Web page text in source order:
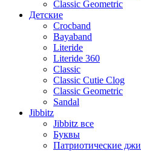
Classic Geometric
Детские
Crocband
Bayaband
Literide
Literide 360
Classic
Classic Cutie Clog
Classic Geometric
Sandal
Jibbitz
Jibbitz все
Буквы
Патриотические